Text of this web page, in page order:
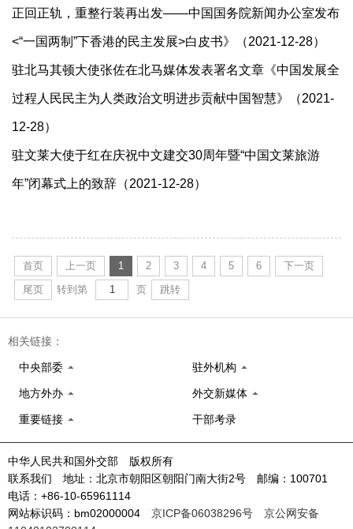
正回正轨，重整行装再出发——中国国务院新闻办公室发布
<“一国两制”下香港的民主发展>白皮书》（2021-12-28）
驻北马其顿大使张佐在北马媒体发表署名文章《中国发展全
过程人民民主为人类政治文明进步贡献中国智慧》（2021-
12-28）
驻文莱大使于红在庆祝中文建交30周年暨“中国文莱旅游
年”闭幕式上的致辞（2021-12-28）
首页 上一页 1 2 3 4 5 6
下一页
尾页
转到第 页 跳转
相关链接：
中央部委 驻外机构
地方外办 外交新媒体
重要链接 干部考录
中华人民共和国外交部 版权所有
联系我们 地址：北京市朝阳区朝阳门南大街2号 邮编：100701
电话：+86-10-65961114
网站标识码：bm02000004 京ICP备06038296号
京公网安备